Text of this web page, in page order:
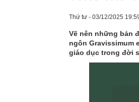
Thứ tư - 03/12/2025
Vẽ nên những bản
ngôn Gravissimum
giáo dục trong đời